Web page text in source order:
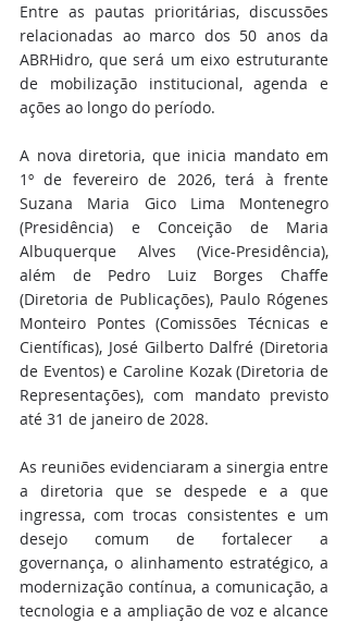
Entre as pautas prioritárias, discussões
relacionadas ao marco dos 50 anos da
ABRHidro, que será um eixo estruturante
de mobilização institucional, agenda e
ações ao longo do período.
A nova diretoria, que inicia mandato em
1º de fevereiro de 2026, terá à frente
Suzana Maria Gico Lima Montenegro
(Presidência) e Conceição de Maria
Albuquerque Alves (Vice-Presidência),
além de Pedro Luiz Borges Chaffe
(Diretoria de Publicações), Paulo Rógenes
Monteiro Pontes (Comissões Técnicas e
Científicas), José Gilberto Dalfré (Diretoria
de Eventos) e Caroline Kozak (Diretoria de
Representações), com mandato previsto
até 31 de janeiro de 2028.
As reuniões evidenciaram a sinergia entre
a diretoria que se despede e a que
ingressa, com trocas consistentes e um
desejo comum de fortalecer a
governança, o alinhamento estratégico, a
modernização contínua, a comunicação, a
tecnologia e a ampliação de voz e alcance